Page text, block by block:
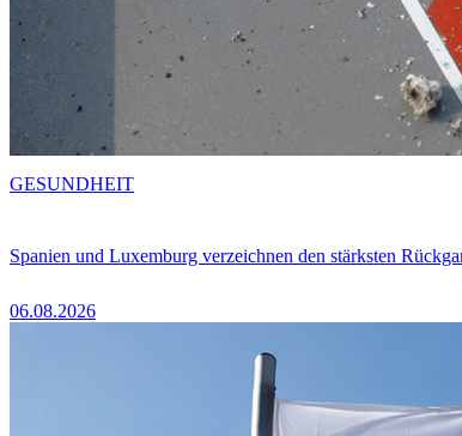
Spanien und Luxemburg verzeichnen den stärksten
06.08.2026
GESUNDHEIT